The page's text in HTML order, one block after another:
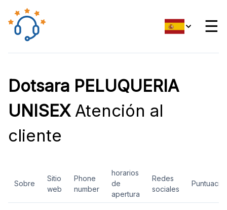
☰
Dotsara PELUQUERIA
UNISEXAtención al
cliente
Sobre
Sitio
web
Phone
number
horarios
de
apertura
Redes
sociales